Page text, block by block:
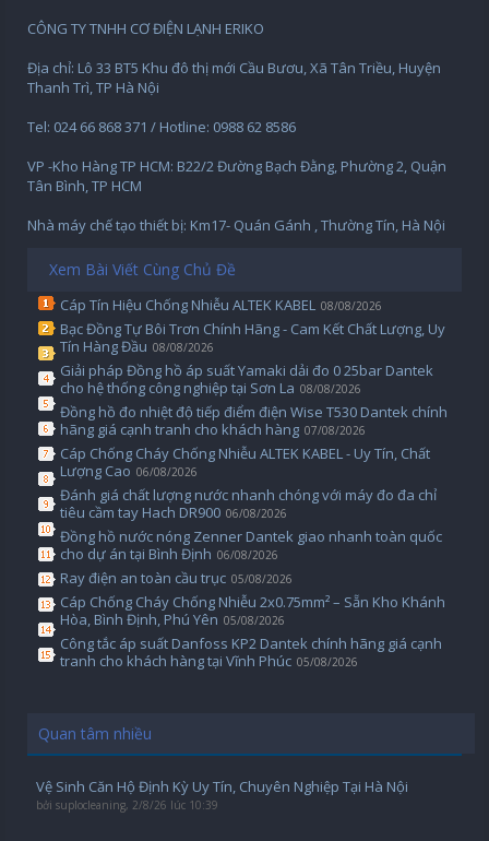
CÔNG TY TNHH CƠ ĐIỆN LẠNH ERIKO
Địa chỉ: Lô 33 BT5 Khu đô thị mới Cầu Bươu, Xã Tân Triều, Huyện
Thanh Trì, TP Hà Nội
Tel: 024 66 868 371 / Hotline: 0988 62 8586
VP -Kho Hàng TP HCM: B22/2 Đường Bạch Đằng, Phường 2, Quận
Tân Bình, TP HCM
Nhà máy chế tạo thiết bị: Km17- Quán Gánh , Thường Tín, Hà Nội
Xem Bài Viết Cùng Chủ Đề
Cáp Tín Hiệu Chống Nhiễu ALTEK KABEL 08/08/2026
Bạc Đồng Tự Bôi Trơn Chính Hãng - Cam Kết Chất Lượng, Uy
Tín Hàng Đầu 08/08/2026
Giải pháp Đồng hồ áp suất Yamaki dải đo 0 25bar Dantek
cho hệ thống công nghiệp tại Sơn La 08/08/2026
Đồng hồ đo nhiệt độ tiếp điểm điện Wise T530 Dantek chính
hãng giá cạnh tranh cho khách hàng 07/08/2026
Cáp Chống Cháy Chống Nhiễu ALTEK KABEL - Uy Tín, Chất
Lượng Cao 06/08/2026
Đánh giá chất lượng nước nhanh chóng với máy đo đa chỉ
tiêu cầm tay Hach DR900 06/08/2026
Đồng hồ nước nóng Zenner Dantek giao nhanh toàn quốc
cho dự án tại Bình Định 06/08/2026
Ray điện an toàn cầu trục 05/08/2026
Cáp Chống Cháy Chống Nhiễu 2x0.75mm² – Sẵn Kho Khánh
Hòa, Bình Định, Phú Yên 05/08/2026
Công tắc áp suất Danfoss KP2 Dantek chính hãng giá cạnh
tranh cho khách hàng tại Vĩnh Phúc 05/08/2026
Quan tâm nhiều
Vệ Sinh Căn Hộ Định Kỳ Uy Tín, Chuyên Nghiệp Tại Hà Nội
bởi suplocleaning, 2/8/26 lúc 10:39